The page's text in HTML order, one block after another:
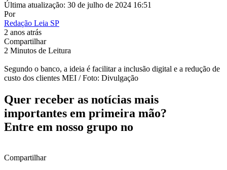
Última atualização: 30 de julho de 2024 16:51
Por
Redação Leia SP
2 anos atrás
Compartilhar
2 Minutos de Leitura
Segundo o banco, a ideia é facilitar a inclusão digital e a redução de
custo dos clientes MEI / Foto: Divulgação
Quer receber as notícias mais
importantes em primeira mão?
Entre em nosso grupo no
Compartilhar